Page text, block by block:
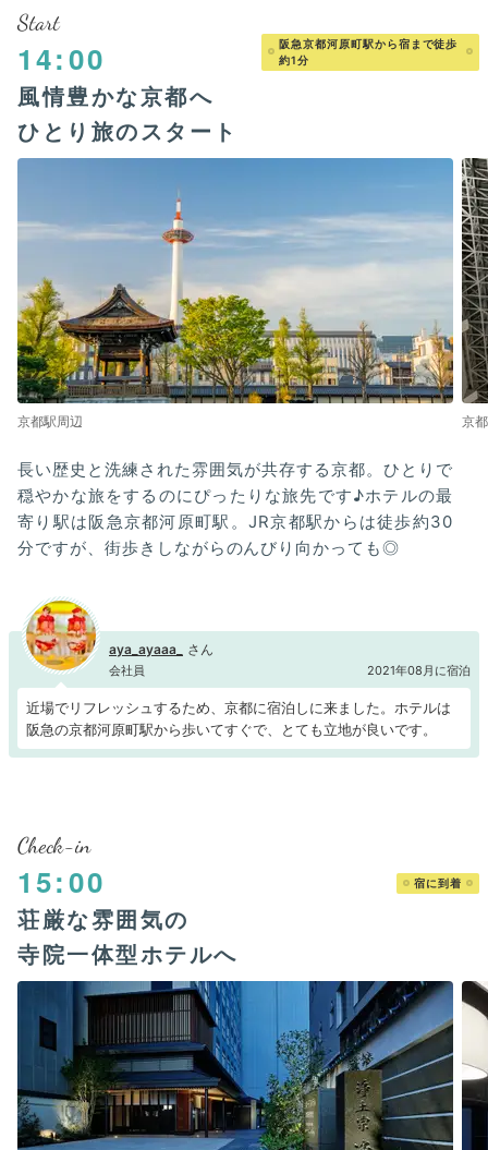
Start
14:00
阪急京都河原町駅から宿まで徒歩
約1分
風情豊かな京都へ
ひとり旅のスタート
京都駅周辺 京
長い歴史と洗練された雰囲気が共存する京都。ひとりで
穏やかな旅をするのにぴったりな旅先です♪ホテルの最
寄り駅は阪急京都河原町駅。JR京都駅からは徒歩約30
分ですが、街歩きしながらのんびり向かっても◎
aya_ayaaa_
会社員 2021年08月に宿泊
近場でリフレッシュするため、京都に宿泊しに来ました。ホテルは
阪急の京都河原町駅から歩いてすぐで、とても立地が良いです。
Check-in
15:00 宿に到着
荘厳な雰囲気の
寺院一体型ホテルへ